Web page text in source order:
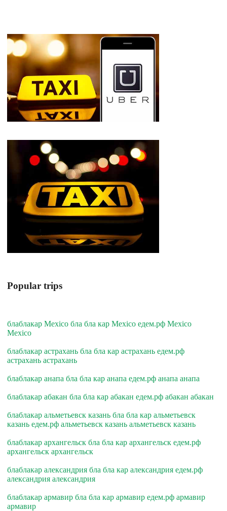
Popular trips
блаблакар Mexico бла бла кар Mexico едем.рф Mexico
Mexico
блаблакар астрахань бла бла кар астрахань едем.рф
астрахань астрахань
блаблакар анапа бла бла кар анапа едем.рф анапа анапа
блаблакар абакан бла бла кар абакан едем.рф абакан абакан
блаблакар альметьевск казань бла бла кар альметьевск
казань едем.рф альметьевск казань альметьевск казань
блаблакар архангельск бла бла кар архангельск едем.рф
архангельск архангельск
блаблакар александрия бла бла кар александрия едем.рф
александрия александрия
блаблакар армавир бла бла кар армавир едем.рф армавир
армавир